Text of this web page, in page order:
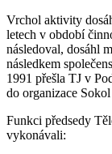
Vrchol aktivity
letech v období
následoval, dosáhl
následkem
1991 přešla TJ v
do organizace
Funkci předsedy
vykonávali: